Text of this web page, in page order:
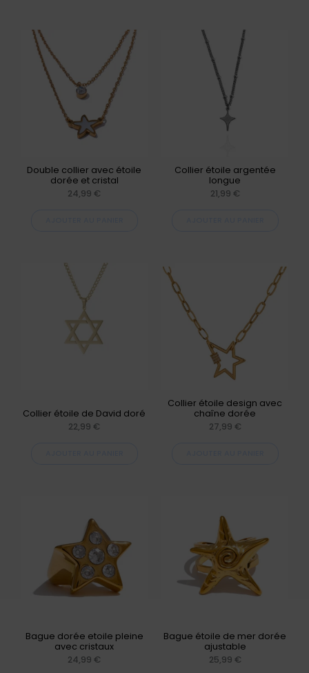
Double collier avec étoile
dorée et cristal
24,99 €
Collier étoile argentée
longue
21,99 €
Collier étoile de David doré
22,99 €
Collier étoile design avec
chaîne dorée
27,99 €
Bague dorée etoile pleine
avec cristaux
24,99 €
Bague étoile de mer dorée
ajustable
25,99 €